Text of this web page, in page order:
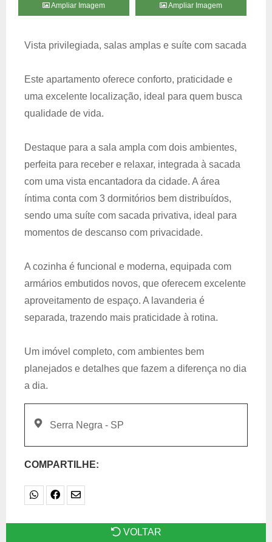
Ampliar Imagem Ampliar Imagem
Vista privilegiada, salas amplas e suíte com sacada
Este apartamento oferece conforto, praticidade e
uma excelente localização, ideal para quem busca
qualidade de vida.
Destaque para a sala ampla com dois ambientes,
perfeita para receber e relaxar, integrada à sacada
com uma vista encantadora da cidade. A área
íntima conta com 3 dormitórios bem distribuídos,
sendo uma suíte com sacada privativa, ideal para
momentos de descanso com privacidade.
A cozinha é funcional e moderna, equipada com
armários embutidos novos, que oferecem excelente
aproveitamento de espaço. A lavanderia é
separada, trazendo mais praticidade à rotina.
Um imóvel completo, com ambientes bem
planejados e detalhes que fazem a diferença no dia
a dia.
Serra Negra - SP
COMPARTILHE:
VOLTAR